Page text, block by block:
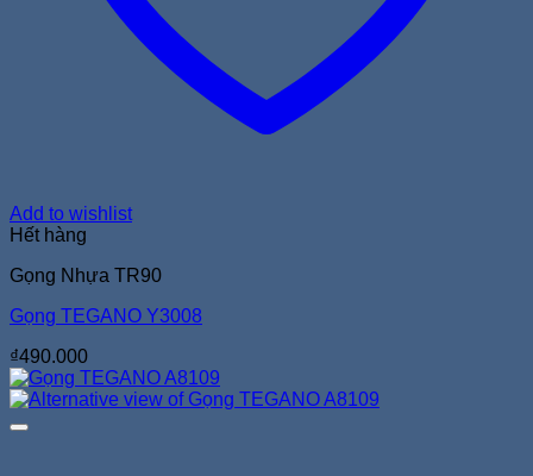
Add to wishlist
Hết hàng
Gọng Nhựa TR90
Gọng TEGANO Y3008
₫490.000